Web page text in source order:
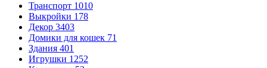
Транспорт 1010
Выкройки 178
Декор 3403
Домики для кошек 71
Здания 401
Игрушки 1252